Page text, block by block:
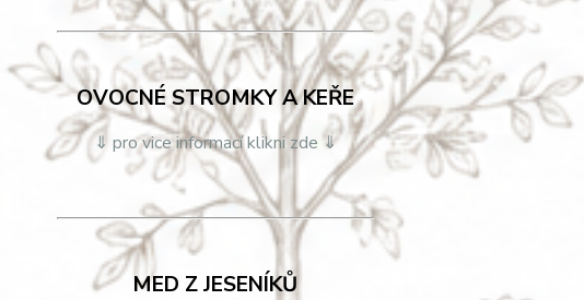
OVOCNÉ STROMKY A KEŘE
⇓ pro vice informací klikni zde ⇓
MED Z JESENÍKŮ